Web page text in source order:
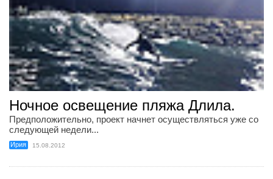
Ночное освещение пляжа Длила.
Предположительно, проект начнет осуществляться уже со
следующей недели...
Ирия 15.08.2012